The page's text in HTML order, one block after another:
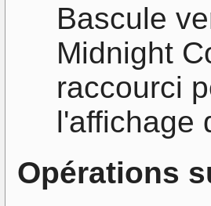
Bascule
Midnight
raccourci
l'affichage
Opérations